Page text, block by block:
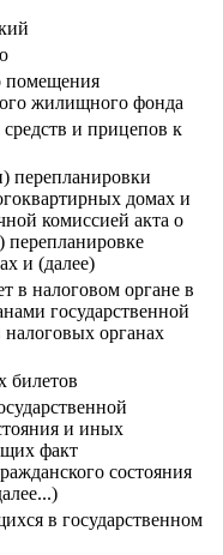
помещения
жилищного фонда
и прицепов к
перепланировки
домах и
комиссией акта о
перепланировке
и (далее)
в налоговом органе в
государственной
органах
билетов
и иных
факт
состояния
в государственном